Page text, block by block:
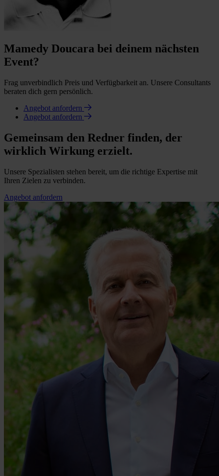
Mamedy Doucara bei deinem nächsten
Event?
Frag unverbindlich Preis und Verfügbarkeit an. Unsere Consultants
beraten dich gern persönlich.
Angebot anfordern
Angebot anfordern
Gemeinsam den Redner finden, der
wirklich Wirkung erzielt.
Unsere Spezialisten stehen bereit, um die richtige Expertise mit
Ihren Zielen zu verbinden.
Angebot anfordern